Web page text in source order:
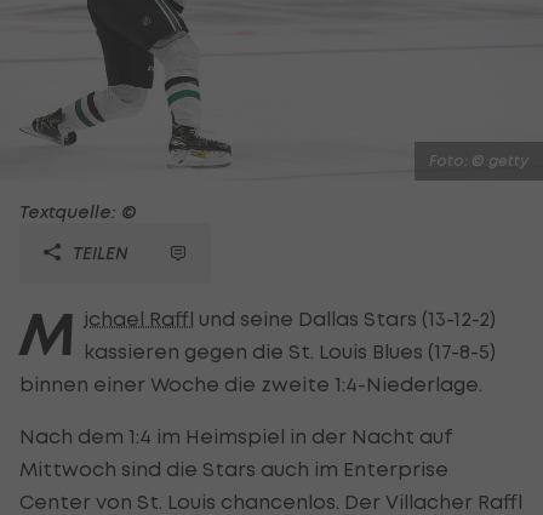
Foto: © getty
Textquelle: ©
TEILEN
M ichael Raffl und seine Dallas Stars (13-12-2)
kassieren gegen die St. Louis Blues (17-8-5)
binnen einer Woche die zweite 1:4-Niederlage.
Nach dem 1:4 im Heimspiel in der Nacht auf
Mittwoch sind die Stars auch im Enterprise
Center von St. Louis chancenlos. Der Villacher Raffl